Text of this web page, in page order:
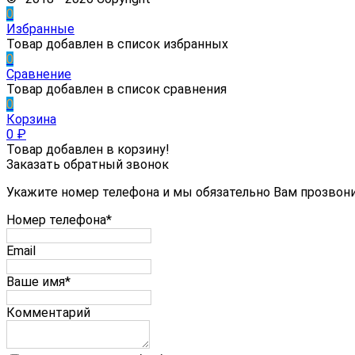
0
Избранные
Товар добавлен в список избранных
0
Сравнение
Товар добавлен в список сравнения
0
Корзина
0 ₽
Товар добавлен в корзину!
Заказать обратный звонок
Укажите номер телефона и мы обязательно Вам
Номер телефона*
Email
Ваше имя*
Комментарий